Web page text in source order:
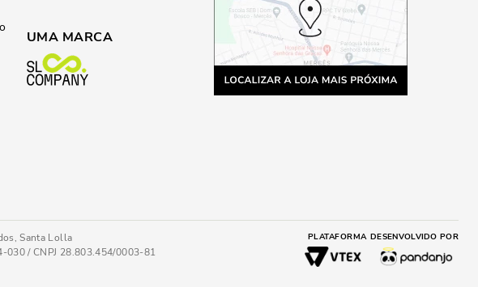
UMA MARCA
Santa Lolla
030 / CNPJ 28.803.454/0003-81
PLATAFORMA DESENVOLVIDO POR